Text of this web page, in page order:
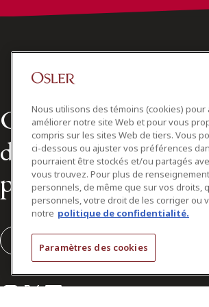
Chef de file dans le
droit des affaires au
plus de 160 ans
S'abonner
Instagram
Twitter
LinkedIn
Nous utilisons des témoins (cookies)
améliorer notre site Web et pour vous
compris sur les sites Web de tiers. Vous
ci-dessous ou ajuster vos préférences
pourraient être stockés et/ou partagés
vous trouvez. Pour plus de
personnels, de même que sur vos droits,
personnels, votre droit de les corriger ou
notre politique de confidentialité.
Paramètres des cookies